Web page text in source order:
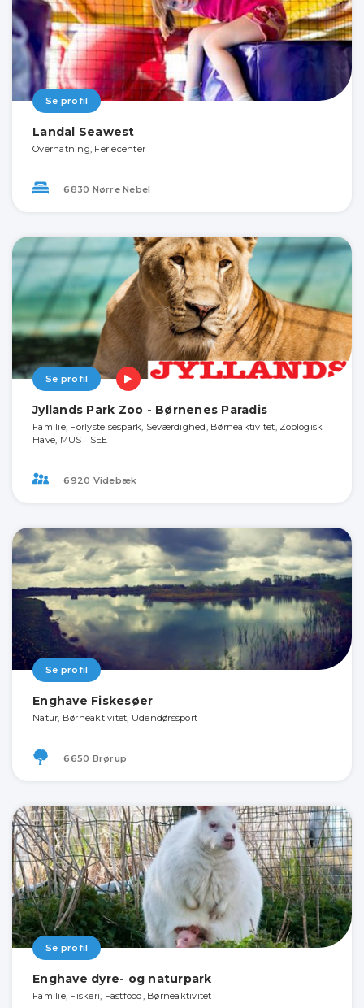
Se profil
Landal Seawest
Overnatning, Feriecenter
6830 Nørre Nebel
Se profil
Jyllands Park Zoo - Børnenes Paradis
Familie, Forlystelsespark, Seværdighed, Børneaktivitet, Zoologisk
Have, MUST SEE
6920 Videbæk
Se profil
Enghave Fiskesøer
Natur, Børneaktivitet, Udendørssport
6650 Brørup
Se profil
Enghave dyre- og naturpark
Familie, Fiskeri, Fastfood, Børneaktivitet